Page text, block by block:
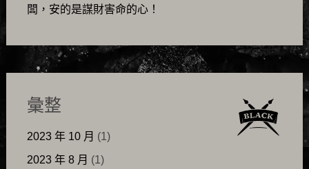
闆，安的是謀財害命的心！
彙整
2023 年 10 月 (1)
2023 年 8 月 (1)